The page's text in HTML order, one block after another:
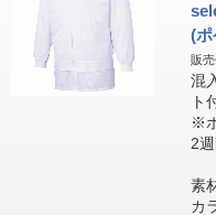
(
販
混
ト
※
2
素
カ